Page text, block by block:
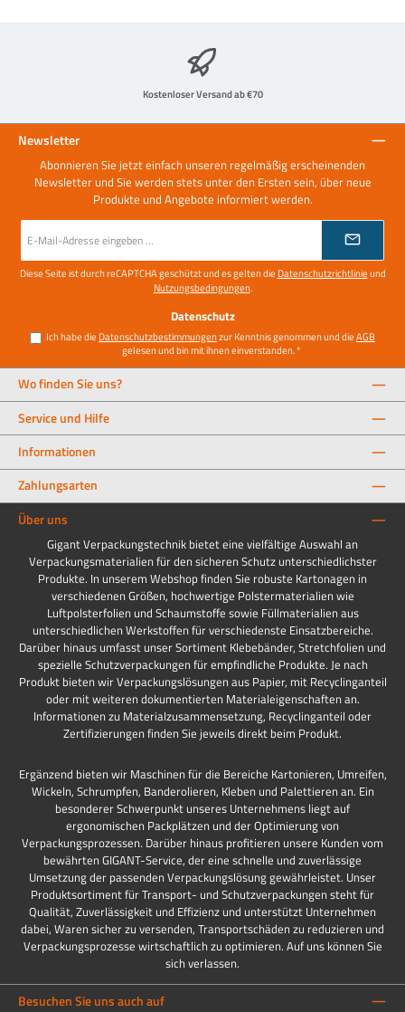
Kostenloser Versand ab €70
Newsletter
Abonnieren Sie jetzt einfach unseren regelmäßig erscheinenden
Newsletter und Sie werden stets unter den Ersten sein, über neue
Produkte und Angebote informiert werden.
E-
Mail-
Adresse
*
Diese Seite ist durch reCAPTCHA geschützt und es gelten die Datenschutzrichtlinieund
Nutzungsbedingungen.
Datenschutz
Ich habe die Datenschutzbestimmungenzur Kenntnis genommen und dieAGB
gelesen und bin mit ihnen einverstanden.*
Wo finden Sie uns?
Service und Hilfe
Informationen
Zahlungsarten
Über uns
Gigant Verpackungstechnik bietet eine vielfältige Auswahl an
Verpackungsmaterialien für den sicheren Schutz unterschiedlichster
Produkte. In unserem Webshop finden Sie robuste Kartonagen in
verschiedenen Größen, hochwertige Polstermaterialien wie
Luftpolsterfolien und Schaumstoffe sowie Füllmaterialien aus
unterschiedlichen Werkstoffen für verschiedenste Einsatzbereiche.
Darüber hinaus umfasst unser Sortiment Klebebänder, Stretchfolien und
spezielle Schutzverpackungen für empfindliche Produkte. Je nach
Produkt bieten wir Verpackungslösungen aus Papier, mit Recyclinganteil
oder mit weiteren dokumentierten Materialeigenschaften an.
Informationen zu Materialzusammensetzung, Recyclinganteil oder
Zertifizierungen finden Sie jeweils direkt beim Produkt.
Ergänzend bieten wir Maschinen für die Bereiche Kartonieren, Umreifen,
Wickeln, Schrumpfen, Banderolieren, Kleben und Palettieren an. Ein
besonderer Schwerpunkt unseres Unternehmens liegt auf
ergonomischen Packplätzen und der Optimierung von
Verpackungsprozessen. Darüber hinaus profitieren unsere Kunden vom
bewährten GIGANT-Service, der eine schnelle und zuverlässige
Umsetzung der passenden Verpackungslösung gewährleistet. Unser
Produktsortiment für Transport- und Schutzverpackungen steht für
Qualität, Zuverlässigkeit und Effizienz und unterstützt Unternehmen
dabei, Waren sicher zu versenden, Transportschäden zu reduzieren und
Verpackungsprozesse wirtschaftlich zu optimieren. Auf uns können Sie
sich verlassen.
Besuchen Sie uns auch auf